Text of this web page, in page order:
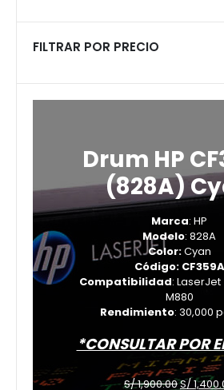
FILTRAR POR PRECIO
Drum HP
(828A)
Marca: HP
Modelo: 828A
Color:Cyan
Código: CF359A
Compatibilidad:
M880
Rendimiento: 30,000
*CONSULTAR POR
S/1,900.00El
S/